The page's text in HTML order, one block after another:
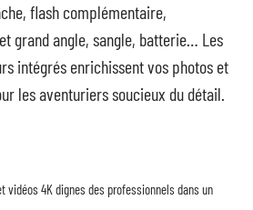
flash complémentaire,
grand angle, sangle, batterie… Les
intégrés enrichissent vos photos et
les aventuriers soucieux du détail.
vidéos 4K dignes des professionnels dans un